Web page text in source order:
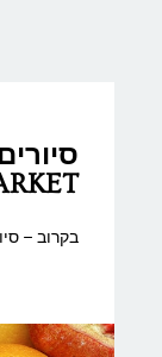
בקרוב –